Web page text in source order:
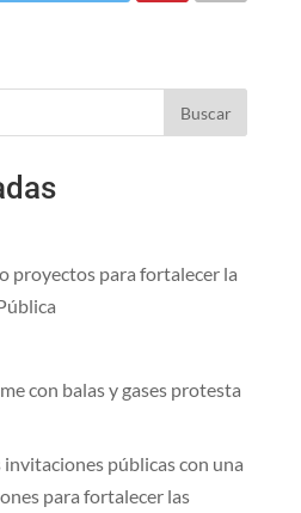
Buscar
proyectos para fortalecer la
con balas y gases protesta
públicas con una
para fortalecer las